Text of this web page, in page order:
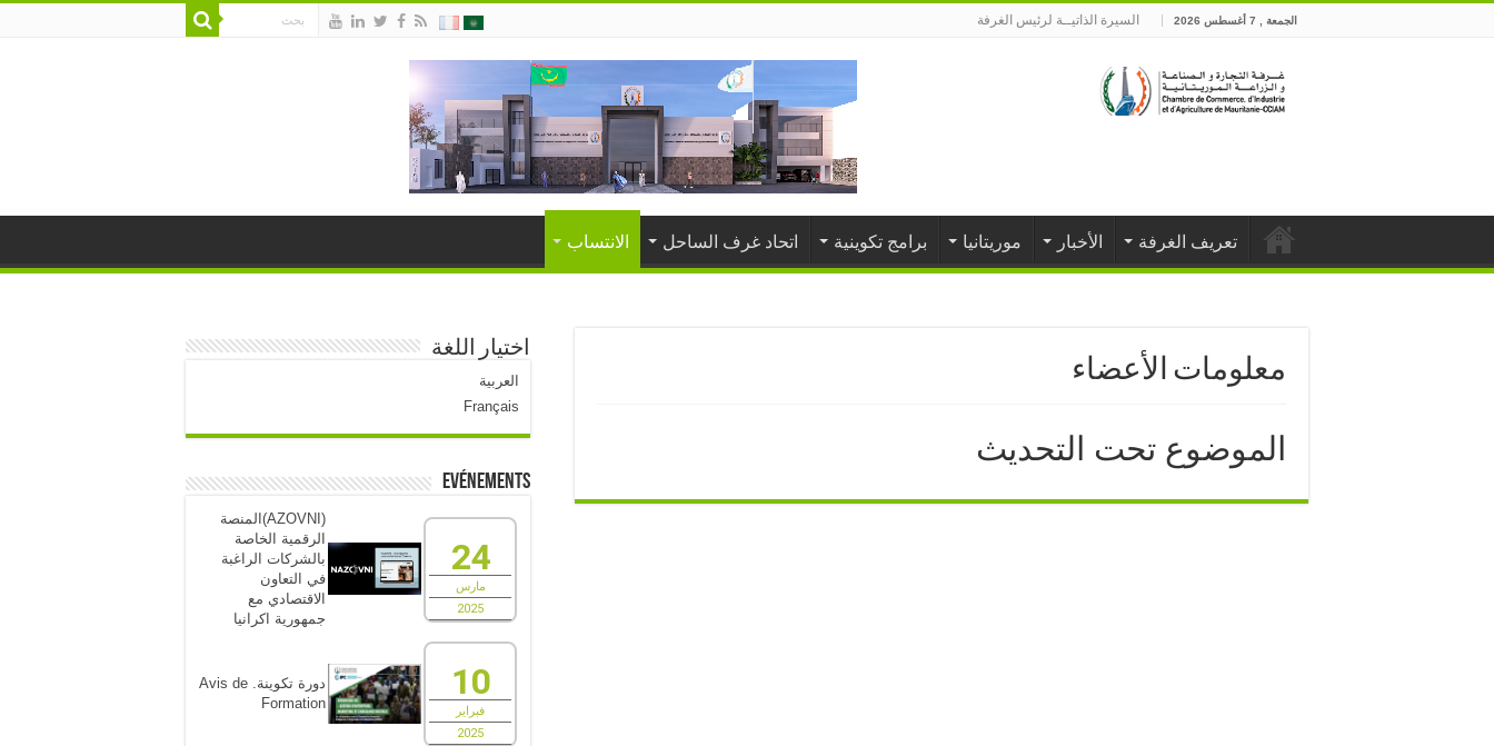
الجمعة , 7 أغسطس 2026 السيرة الذاتيــة لرئيس الغرفة
تعريف الغرفة الأخبار موريتانيا برامج تكوينية اتحاد غرف الساحل الانتساب
معلومات الأعضاء
الموضوع تحت التحديث
اختيار اللغة
العربية
Français
Evénements
24
مارس
2025
(AZOVNI)المنصة
الرقمية الخاصة
بالشركات الراغبة
في التعاون
الاقتصادي مع
جمهورية اكرانيا
10
فبراير
2025
دورة تكوينة. Avis de
Formation